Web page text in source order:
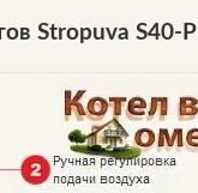
Stropuva S40-P